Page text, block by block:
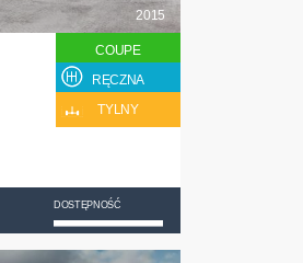
2015
COUPE
RĘCZNA
TYLNY
DOSTĘPNOŚĆ